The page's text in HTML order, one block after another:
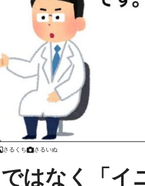
さるくち さるいぬ
はなく「イ